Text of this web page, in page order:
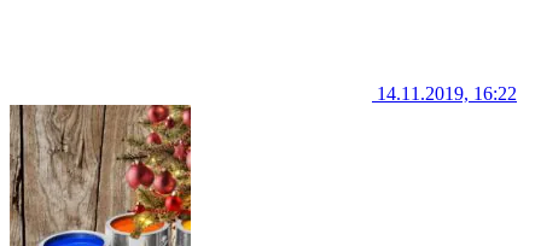
14.11.2019, 16:22